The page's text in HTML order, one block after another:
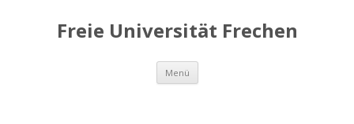
Freie Universität Frechen
Menü Zum
springen